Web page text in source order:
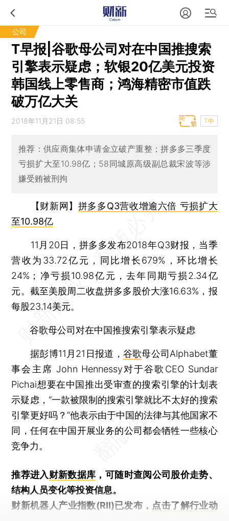
公司
T早报|谷歌母公司对在中国推搜索
引擎表示疑虑；软银20亿美元投资
韩国线上零售商；鸿海精密市值跌
破万亿大关
2018年11月21日 08:55 T中
推荐：供应商集体申请金立破产重整；拼多多三季度
亏损扩大至10.98亿；58同城原高级副总裁宋波等涉
嫌受贿被刑拘
【财新网】 拼多多Q3营收增逾六倍 亏损扩大
至10.98亿
11月20日，拼多多发布2018年Q3财报，当季
营收为33.72亿元，同比增长679%，环比增长
24%；净亏损10.98亿元，去年同期亏损2.34亿
元。截至美股周二收盘拼多多股价大涨16.63%，报
每股23.14美元。
谷歌母公司对在中国推搜索引擎表示疑虑
据彭博11月21日报道， 谷歌母公司Alphabet董
事会主席 John Hennessy对于谷歌CEO Sundar
Pichai想要在中国推出受审查的搜索引擎的计划表
示疑虑，“一款被限制的搜索引擎就比不太好的搜索
引擎更好吗？”他表示由于中国的法律与其他国家不
同，任何在中国开展业务的公司都会牺牲一些核心
竞争力。
推荐进入财新数据库 ，可随时查阅公司股价走势、
结构人员变化等投资信息。
财新机器人产业指数(RII)已发布， 点击了解行业动